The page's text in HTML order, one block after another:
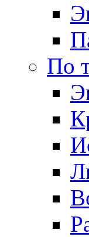
По